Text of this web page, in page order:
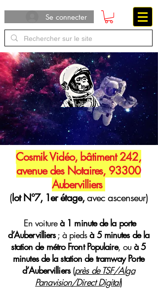
Se connecter
Cosmik Vidéo, bâtiment 242,
avenue des Notaires, 93300
Aubervilliers
(lot N°7, 1er étage,avec ascenseur)
En voitureà 1 minute de la porte
d’Aubervilliers; à piedsà 5 minutes de la
station de métro Front Populaire, ouà 5
minutes de la station de tramway Porte
d’Aubervilliers(près de TSF/Alga
Panavision/Direct Digital)